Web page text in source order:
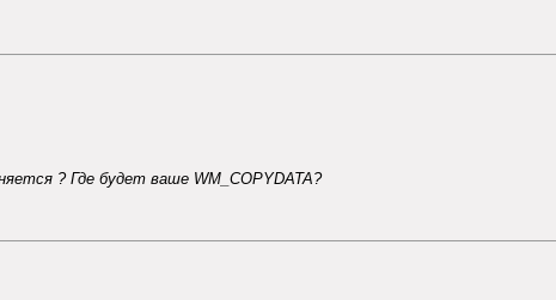
? Где будет ваше WM_COPYDATA?